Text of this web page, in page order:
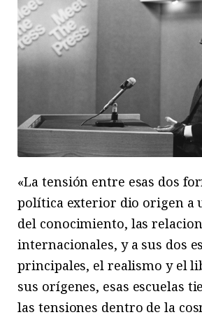
«La tensión entre esas dos
política exterior dio origen a
del conocimiento, las
internacionales, y a sus dos
principales, el realismo y el
sus orígenes, esas escuelas
las tensiones dentro de la